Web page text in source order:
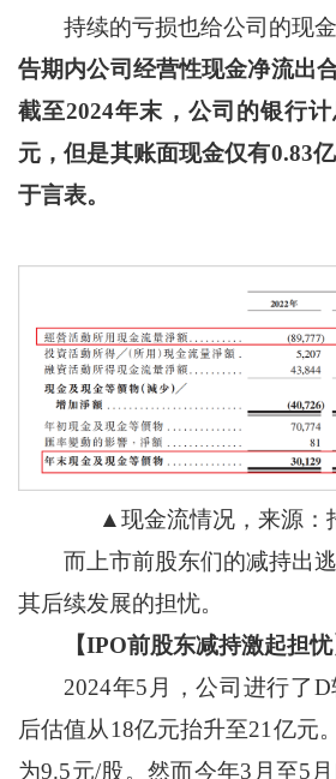
持续的亏损也给公司的现金
告期内公司经营性现金净流出
截至2024年末，公司的银行
元，但是其账面现金仅有0.83
于言表。
▲现金流情况，来源：
而上市前股东们的减持出逃
其后续发展的担忧。
【IPO前股东减持激起担忧
2024年5月，公司进行了D
后估值从18亿元抬升至21亿元
为9.5元/股。然而今年3月至5